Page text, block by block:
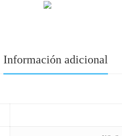
Información adicional